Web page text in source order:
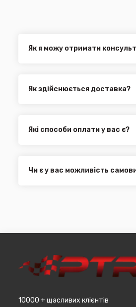
Як я можу отримати
Як здійснюється доставка?
Нова Пошта (термін доставки
Укр. Пошта (термін доставки
машин, наприклад бампера і
Які способи оплати у вас є?
Чи є у вас можливість
10000 + щасливих клієнтів